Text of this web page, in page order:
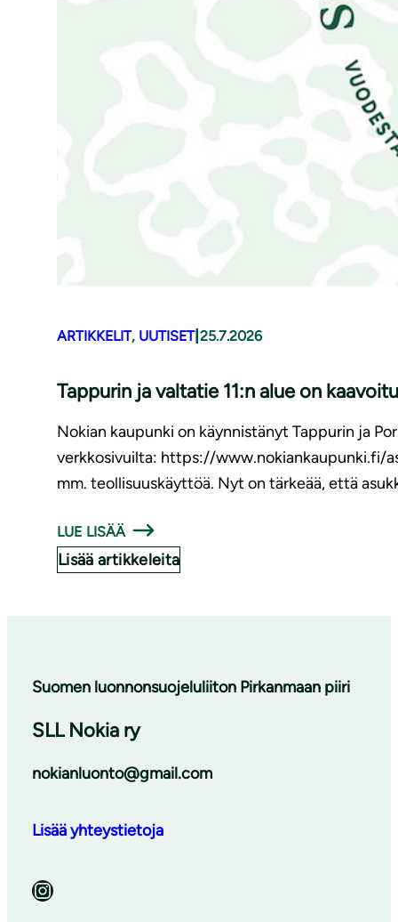
ARTIKKELIT, UUTISET| 25.7.2026
Tappurin ja valtatie 11:n alue on
Nokian kaupunki on käynnistänyt Tappurin ja
verkkosivuilta: https://www.nokiankaupunki.fi/
mm. teollisuuskäyttöä. Nyt on tärkeää, että
LUE LISÄÄ
Lisää artikkeleita
Suomen luonnonsuojeluliiton Pirkanmaan piiri
SLL Nokia ry
nokianluonto@gmail.com
Lisää yhteystietoja
Instagram